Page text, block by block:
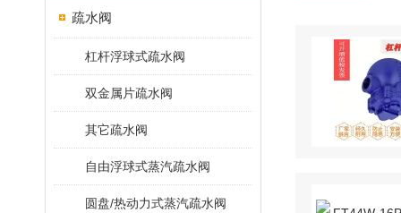
疏水阀
杠杆浮球式疏水阀
双金属片疏水阀
其它疏水阀
自由浮球式蒸汽疏水阀
圆盘/热动力式蒸汽疏水阀